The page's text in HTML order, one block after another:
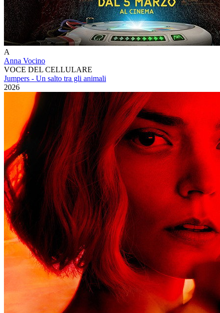
A
Anna Vocino
VOCE DEL CELLULARE
Jumpers - Un salto tra gli animali
2026